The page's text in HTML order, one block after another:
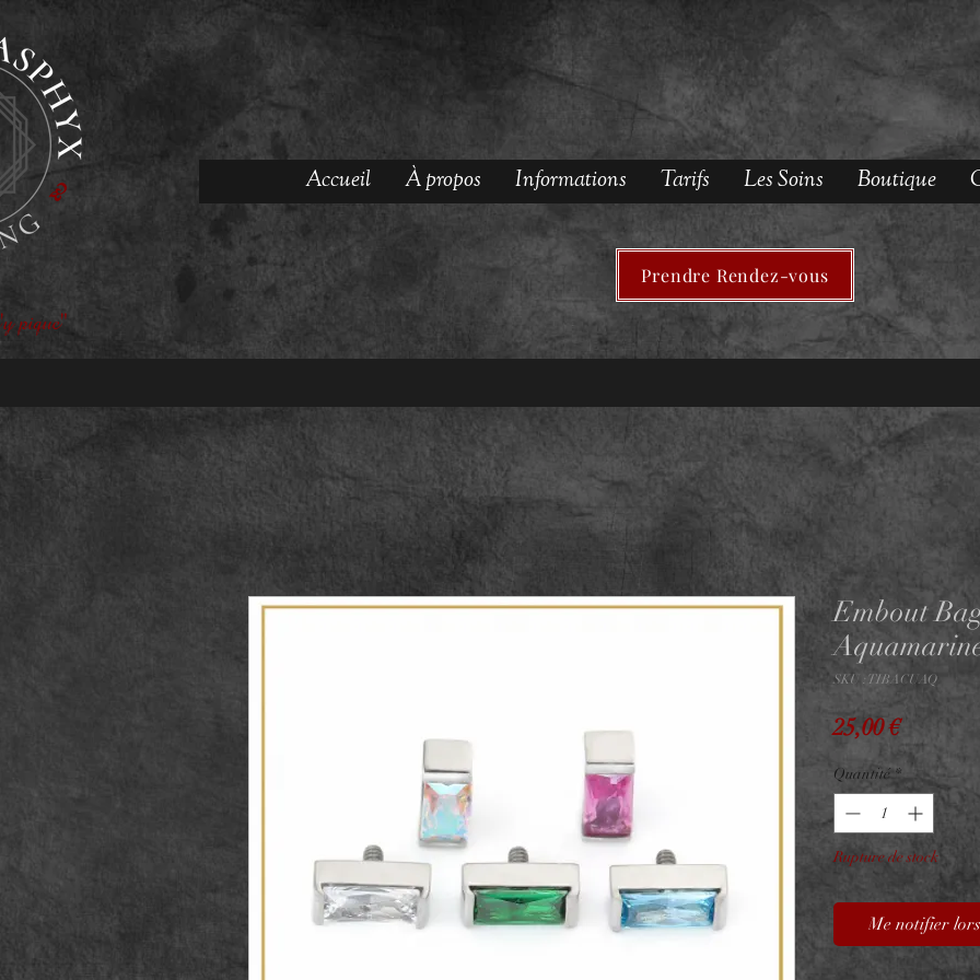
pique"
Accueil À propos Informations Tarifs Les Soins Boutique
Prendre Rendez-vous
Embout
SKU : TIBACUAQ
25,00 €Prix
Quantité *
Rupture de stock
Me notifier